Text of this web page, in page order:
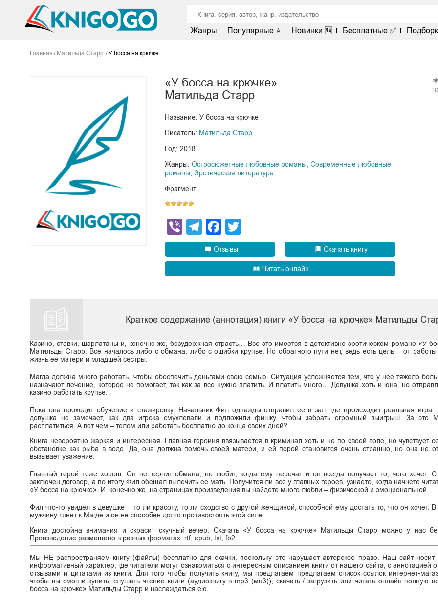
Жанры Популярные ⭐ Новинки 🆕 Бесплатные ✅
Главная Матильда Старр У босса на крючке
«У босса на крючке»
Матильда Старр
Название: У босса на крючке
Писатель: Матильда Старр
Год: 2018
Жанры: Остросюжетные любовные романы Современные любовные
романы Эротическая литература
Фрагмент
ViberTelegram
Facebook
Отзывы Скачать книгу
Читать онлайн
Краткое содержание (аннотация) книги «У босса на крючке» Матильды
Казино, ставки, шарлатаны и, конечно же, безудержная страсть… Все это имеется в детективно-эротическом романе «У
Матильды Старр. Все началось либо с обмана, либо с ошибки крупье. Но обратного пути нет, ведь есть цель – от работы
жизнь ее матери и младшей сестры.
Магда должна много работать, чтобы обеспечить деньгами свою семью. Ситуация усложняется тем, что у нее тяжело
назначают лечение, которое не помогает, так как за все нужно платить. И платить много… Девушка хоть и юна, но
казино работать крупье.
Пока она проходит обучение и стажировку. Начальник Фил однажды отправил ее в зал, где происходит реальная игра.
девушка не замечает, как два игрока смухлевали и подложили фишку, чтобы забрать огромный выигрыш. За это
расплатиться. А вот чем – телом или работать бесплатно до конца своих дней?
Книга невероятно жаркая и интересная. Главная героиня ввязывается в криминал хоть и не по своей воле, но чувствует
обстановке как рыба в воде. Да, она должна помочь своей матери, и ей порой становится очень страшно, но она не
вызывает уважение.
Главный герой тоже хорош. Он не терпит обмана, не любит, когда ему перечат и он всегда получает то, чего хочет.
заключен договор, а по итогу Фил обещал вылечить ее мать. Получится ли все у главных героев, узнаете, когда начнете
«У босса на крючке». И, конечно же, на страницах произведения вы найдете много любви – физической и эмоциональной.
Фил что-то увидел в девушке – то ли красоту, то ли сходство с другой женщиной, способной ему достать то, что он хочет.
мужчину тянет к Магде и он не способен долго противостоять этой силе.
Книга достойна внимания и скрасит скучный вечер. Скачать «У босса на крючке» Матильды Старр можно у нас без
Произведение размещено в разных форматах: rtf, epub, txt, fb2.
Мы НЕ распространяем книгу (файлы) бесплатно для скачки, поскольку это нарушает авторское право. Наш сайт носит
информативный характер, где читатели могут ознакомиться с интересным описанием книги от нашего сайта, с аннотацией
отзывами и цитатами из книги. Для того чтобы получить книгу, мы предлагаем предлагаем список ссылок интернет-
чтобы вы смогли купить, слушать чтение книги (аудиокнигу в mp3 (мп3)), скачать / загрузить или читать онлайн полную
босса на крючке» Матильды Старр и наслаждаться ею.